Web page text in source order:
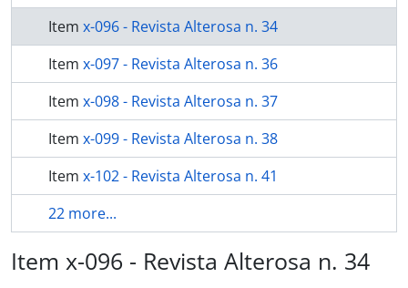
Item x-096 - Revista Alterosa n. 34
Item x-097 - Revista Alterosa n. 36
Item x-098 - Revista Alterosa n. 37
Item x-099 - Revista Alterosa n. 38
Item x-102 - Revista Alterosa n. 41
22 more...
Item x-096 - Revista Alterosa n. 34